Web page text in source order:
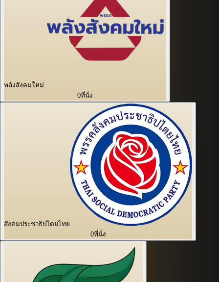
พลังสังคมใหม่
0ที่นั่ง
สังคมประชาธิปไตยไทย
0ที่นั่ง